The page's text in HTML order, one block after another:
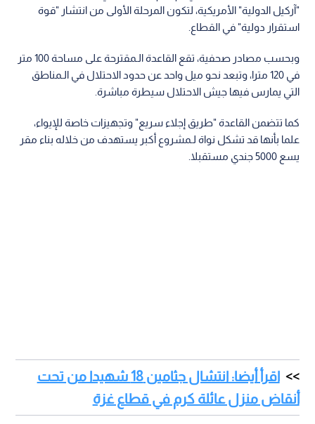
"آركيل الدولية" الأمريكية، لتكون المرحلة الأولى من انتشار "قوة
استقرار دولية" في القطاع.
وبحسب مصادر صحفية، تقع القاعدة الـمقترحة على مساحة 100 متر
في 120 مترا، وتبعد نحو ميل واحد عن حدود الاحتلال في الـمناطق
التي يمارس فيها جيش الاحتلال سيطرة مباشرة.
كما تتضمن القاعدة "طريق إجلاء سريع" وتجهيزات خاصة للإيواء،
علما بأنها قد تشكل نواة لـمشروع أكبر يستهدف من خلاله بناء مقر
يسع 5000 جندي مستقبلا.
اقرأ أيضا: انتشال جثامين 18 شهيدا من تحت
أنقاض منزل عائلة كرم في قطاع غزة